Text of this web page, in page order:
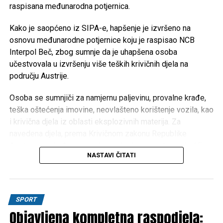
Iz Vlade USK poručuju da će i u narednom periodu
obrazovanja, podršku boračkoj populaciji, razvoj
turizma i poboljšanje kvaliteta života građana
Unsko-sanskog kantona.
Share
Share
Tweet Share
raspisana međunarodna potjernica.
Kako je saopćeno iz SIPA-e, hapšenje je izvršeno na
osnovu međunarodne potjernice koju je raspisao NCB
Interpol Beč, zbog sumnje da je uhapšena osoba
učestvovala u izvršenju više teških krivičnih djela na
području Austrije.
Osoba se sumnjiči za namjernu paljevinu, provalne krađe,
teška oštećenja imovine, neovlašteno korištenje vozila, kao
i krivična djela iz oblasti eksplozivnih materija. Za
Austrije, predviđena je maksimalna kazna zatvora do 15
Na osnovu operativnih saznanja, osumnjičenog su locirali
slobode.
NASTAVI ČITATI
SPORT
Objavljena kompletna raspodjela: